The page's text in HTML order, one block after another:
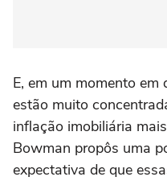
E, em um momento
estão muito
inflação imobiliária
Bowman propôs uma
expectativa de que